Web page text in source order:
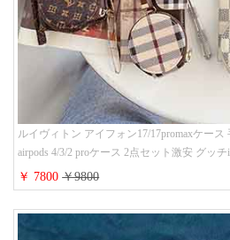
ルイヴィトン アイフォン17/17promaxケー
airpods 4/3/2 proケース 2点セット激安 グッ
財布カード入り 多機能 ハイ ブランド Galaxy
め
￥ 7800￥9800